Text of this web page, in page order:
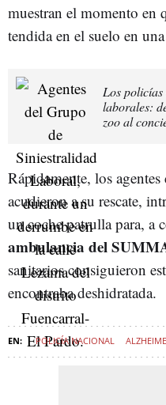
muestran el momento en
tendida en el suelo en
Los policías
laborales:
zoo al
Rápidamente, los
acudieron a su rescate,
un coche patrulla para, a
ambulancia del
sanitarios consiguieron
encontraba deshidratada.
POLICÍA NACIONAL